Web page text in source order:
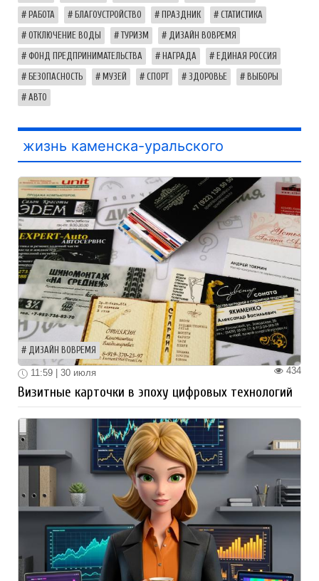
РАБОТА БЛАГОУСТРОЙСТВО ПРАЗДНИК СТАТИСТИКА
ОТКЛЮЧЕНИЕ ВОДЫ ТУРИЗМ ДИЗАЙН ВОВРЕМЯ
ФОНД ПРЕДПРИНИМАТЕЛЬСТВА НАГРАДА ЕДИНАЯ РОССИЯ
БЕЗОПАСНОСТЬ МУЗЕЙ СПОРТ ЗДОРОВЬЕ ВЫБОРЫ
АВТО
жизнь каменска-уральского
ДИЗАЙН ВОВРЕМЯ
434
11:59 | 30 июля
Визитные карточки в эпоху цифровых технологий